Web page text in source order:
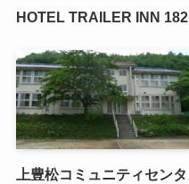
HOTEL TRAILER INN 182
上豊松コミュニティセンタ